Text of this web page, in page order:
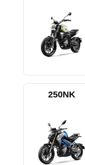
250NK